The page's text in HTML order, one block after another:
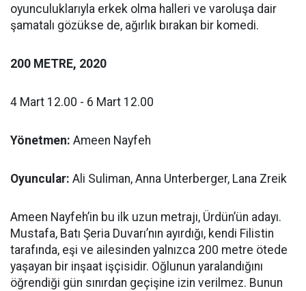
oyunculuklarıyla erkek olma halleri ve varoluşa dair
şamatalı gözükse de, ağırlık bırakan bir komedi.
200 METRE, 2020
4 Mart 12.00 - 6 Mart 12.00
Yönetmen: Ameen Nayfeh
Oyuncular: Ali Suliman, Anna Unterberger, Lana Zreik
Ameen Nayfeh’in bu ilk uzun metrajı, Ürdün’ün adayı.
Mustafa, Batı Şeria Duvarı’nın ayırdığı, kendi Filistin
tarafında, eşi ve ailesinden yalnızca 200 metre ötede
yaşayan bir inşaat işçisidir. Oğlunun yaralandığını
öğrendiği gün sınırdan geçişine izin verilmez. Bunun